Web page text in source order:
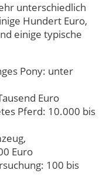
unterschiedlich
Hundert Euro,
einige typische
Pony: unter
Euro
Pferd: 10.000 bis
Euro
100 bis